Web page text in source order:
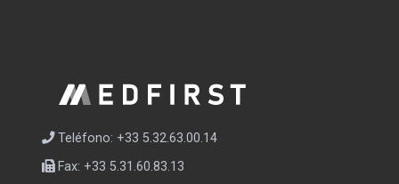
Teléfono: +33 5.32.63.00.14
Fax: +33 5.31.60.83.13